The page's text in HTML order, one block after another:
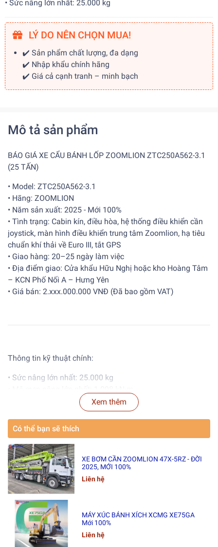
• Sức nâng lớn nhất: 25.000 kg
LÝ DO NÊN CHỌN MUA!
✔️ Sản phẩm chất lượng, đa dạng
✔️ Nhập khẩu chính hãng
✔️ Giá cả cạnh tranh – minh bạch
Mô tả sản phẩm
BÁO GIÁ XE CẨU BÁNH LỐP ZOOMLION ZTC250A562-3.1
(25 TẤN)
• Model: ZTC250A562-3.1
• Hãng: ZOOMLION
• Năm sản xuất: 2025 - Mới 100%
• Tình trạng: Cabin kín, điều hòa, hệ thống điều khiển cần
joystick, màn hình điều khiển trung tâm Zoomlion, hạ tiêu
chuẩn khí thải về Euro III, tắt GPS
• Giao hàng: 20–25 ngày làm việc
• Địa điểm giao: Cửa khẩu Hữu Nghị hoặc kho Hoàng Tâm
– KCN Phố Nối A – Hưng Yên
• Giá bán: 2.xxx.000.000 VNĐ (Đã bao gồm VAT)
Thông tin kỹ thuật chính:
• Sức nâng lớn nhất: 25.000 kg
• Chiều dài cần chính: 10,5 – 41,0 m
• Chiều cao nâng lớn nhất của cần chính: 41,3 m
• Chiều cao nâng lớn nhất kết hợp cần phụ: 49,5 m
• Cần phụ: 8,5 m
• Góc lắp cần phụ: 0°, 15°, 30°
• Trọng lượng toàn xe: 31.070 kg
Xem thêm
Có thể bạn sẽ thích
XE BƠM CẦN ZOOMLION 47X-5RZ - ĐỜI
2025, MỚI 100%
Liên hệ
MÁY XÚC BÁNH XÍCH XCMG XE75GA
Mới 100%
Liên hệ